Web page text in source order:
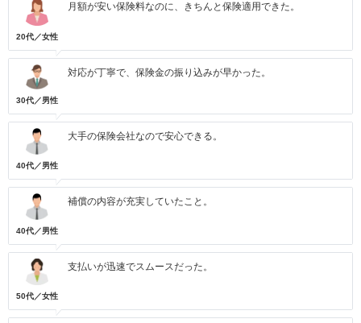
20代／女性
月額が安い保険料なのに、きちんと保険適用できた。
30代／男性
対応が丁寧で、保険金の振り込みが早かった。
40代／男性
大手の保険会社なので安心できる。
40代／男性
補償の内容が充実していたこと。
50代／女性
支払いが迅速でスムースだった。